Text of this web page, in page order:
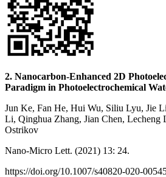
2. Nanocarbon-Enhanced 2D
Paradigm in Photoelectrochemical
Jun Ke, Fan He, Hui Wu, Siliu Lyu, Jie
Li, Qinghua Zhang, Jian Chen, Lecheng
Ostrikov
Nano-Micro Lett. (2021) 13: 24.
https://doi.org/10.1007/s40820-020-